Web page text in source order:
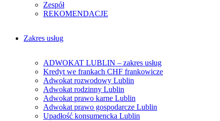
Zespół
REKOMENDACJE
Zakres usług
ADWOKAT LUBLIN – zakres usług
Kredyt we frankach CHF frankowicze
Adwokat rozwodowy Lublin
Adwokat rodzinny Lublin
Adwokat prawo karne Lublin
Adwokat prawo gospodarcze Lublin
Upadłość konsumencka Lublin